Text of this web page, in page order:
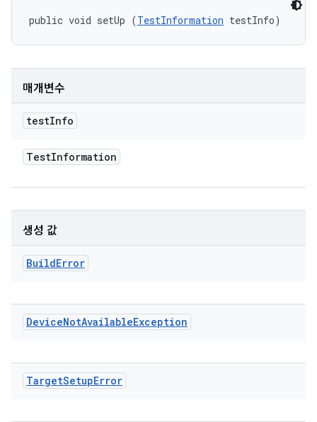
public void setUp (TestInformation testInfo)
매개변수
testInfo
TestInformation
생성 값
BuildError
DeviceNotAvailableException
TargetSetupError